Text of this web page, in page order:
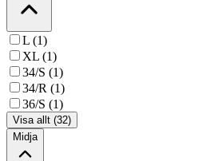
L (1)
XL (1)
34/S (1)
34/R (1)
36/S (1)
Visa allt (32)
Midja